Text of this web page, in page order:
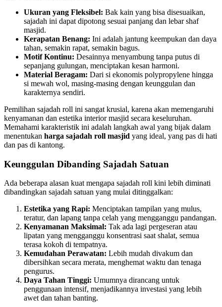
Ukuran yang Fleksibel: Bak kain yang bisa disesuaikan,
sajadah ini dapat dipotong sesuai panjang dan lebar shaf
masjid.
Kerapatan Benang: Ini adalah jantung keempukan dan daya
tahan, semakin rapat, semakin bagus.
Motif Kontinu: Desainnya menyambung tanpa putus di
sepanjang gulungan, menciptakan kesan harmoni.
Material Beragam: Dari si ekonomis polypropylene hingga
si mewah wol, masing-masing dengan keunggulan dan
karakternya sendiri.
Pemilihan sajadah roll ini sangat krusial, karena akan memengaruhi
kenyamanan dan estetika interior masjid secara keseluruhan.
Memahami karakteristik ini adalah langkah awal yang bijak dalam
menentukan harga sajadah roll masjid yang ideal, yang pas di hati
dan pas di kantong.
Keunggulan Dibanding Sajadah Satuan
Ada beberapa alasan kuat mengapa sajadah roll kini lebih diminati
dibandingkan sajadah satuan yang mulai ditinggalkan:
Estetika yang Rapi: Menciptakan tampilan yang mulus,
teratur, dan lapang tanpa celah yang mengganggu pandangan.
Kenyamanan Maksimal: Tak ada lagi pergeseran atau
lipatan yang mengganggu konsentrasi saat shalat, semua
terasa kokoh di tempatnya.
Kemudahan Perawatan: Lebih mudah divakum dan
dibersihkan secara merata, menghemat waktu dan tenaga
pengurus.
Daya Tahan Tinggi: Umumnya dirancang untuk
penggunaan intensif, menjadikannya investasi yang lebih
awet dan tahan banting.